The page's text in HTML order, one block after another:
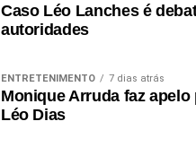
Caso Léo Lanches é
autoridades
ENTRETENIMENTO 7 dias atrás
Monique Arruda faz apelo
Léo Dias